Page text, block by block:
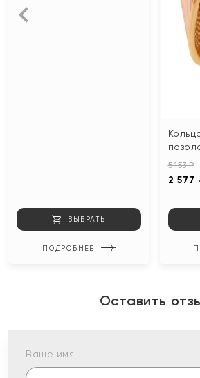
ВЫБРАТЬ
ПОДРОБНЕЕ
5 153 ₽
2 577
Оставить
Ваше имя: